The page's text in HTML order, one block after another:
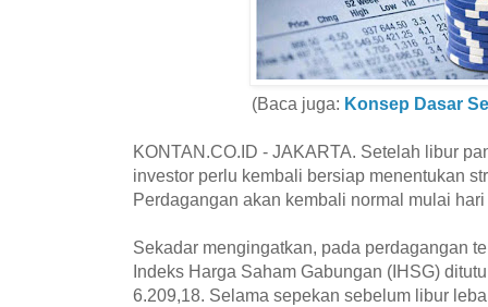
(Baca juga: Konsep Dasar
KONTAN.CO.ID - JAKARTA. Setelah libur
investor perlu kembali bersiap menentukan
Perdagangan akan kembali normal mulai
Sekadar mengingatkan, pada perdagangan
Indeks Harga Saham Gabungan (IHSG)
6.209,18. Selama sepekan sebelum libur